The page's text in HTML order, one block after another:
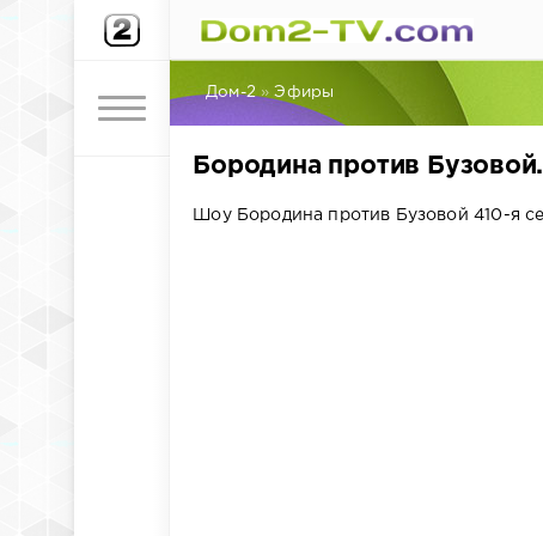
Дом-2 »Эфиры
Бородина против
Шоу Бородина против Бузовой 410-я